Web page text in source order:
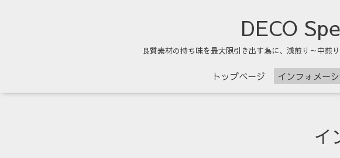
DECO
良質素材の持ち味を最大限引き出す為に、浅煎り～中煎
トップページ インフォメー
イ